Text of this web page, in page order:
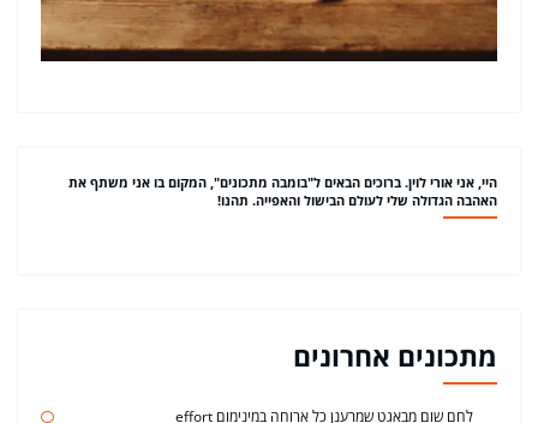
היי, אני אורי לוין. ברוכים הבאים ל"בומבה מתכונים", המקום בו אני משתף את
האהבה הגדולה שלי לעולם הבישול והאפייה. תהנו!
מתכונים אחרונים
לחם שום מבאגט שמרענן כל ארוחה במינימום effort